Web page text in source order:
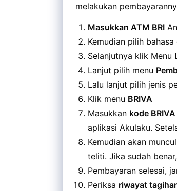
melakukan
Masukkan ATM BRI
Kemudian pilih bahasa
Selanjutnya klik Menu
Lanjut pilih menu
Lalu lanjut pilih jenis
Klik menu BRIVA
Masukkan kode
aplikasi Akulaku.
Kemudian akan
teliti. Jika sudah
Pembayaran selesai,
Periksa riwayat